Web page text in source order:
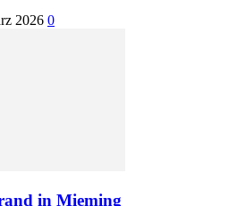
2026 0
in Mieming